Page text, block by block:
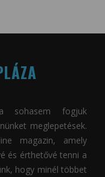
sohasem fogjuk
meglepetések.
magazin, amely
és érthetővé tenni a
hogy minél többet